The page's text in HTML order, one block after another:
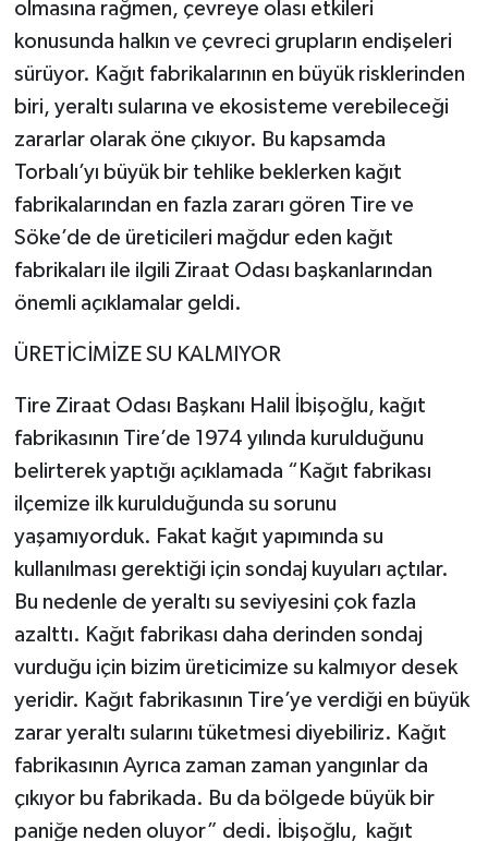
olmasına rağmen, çevreye olası etkileri
konusunda halkın ve çevreci grupların endişeleri
sürüyor. Kağıt fabrikalarının en büyük risklerinden
biri, yeraltı sularına ve ekosisteme verebileceği
zararlar olarak öne çıkıyor. Bu kapsamda
Torbalı’yı büyük bir tehlike beklerken kağıt
fabrikalarından en fazla zararı gören Tire ve
Söke’de de üreticileri mağdur eden kağıt
fabrikaları ile ilgili Ziraat Odası başkanlarından
önemli açıklamalar geldi.
ÜRETİCİMİZE SU KALMIYOR
Tire Ziraat Odası Başkanı Halil İbişoğlu, kağıt
fabrikasının Tire’de 1974 yılında kurulduğunu
belirterek yaptığı açıklamada “Kağıt fabrikası
ilçemize ilk kurulduğunda su sorunu
yaşamıyorduk. Fakat kağıt yapımında su
kullanılması gerektiği için sondaj kuyuları açtılar.
Bu nedenle de yeraltı su seviyesini çok fazla
azalttı. Kağıt fabrikası daha derinden sondaj
vurduğu için bizim üreticimize su kalmıyor desek
yeridir. Kağıt fabrikasının Tire’ye verdiği en büyük
zarar yeraltı sularını tüketmesi diyebiliriz. Kağıt
fabrikasının Ayrıca zaman zaman yangınlar da
çıkıyor bu fabrikada. Bu da bölgede büyük bir
paniğe neden oluyor” dedi. İbişoğlu, kağıt